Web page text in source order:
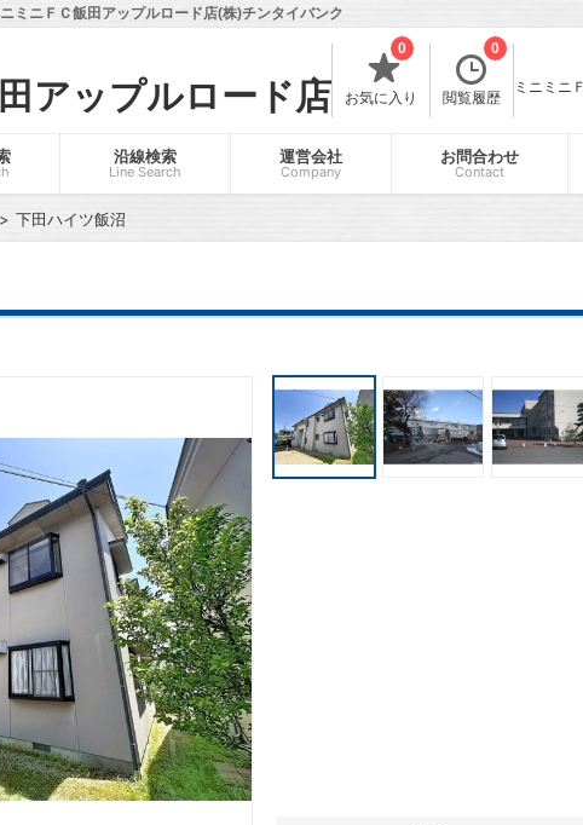
ミニＦＣ飯田アップルロード店(株)チンタイバンク
アップルロード店 お気に入り
0
閲覧履歴
0
ミニミニ
沿線検索
Line Search
運営会社
Company
お問合わせ
Contact
下田ハイツ飯沼